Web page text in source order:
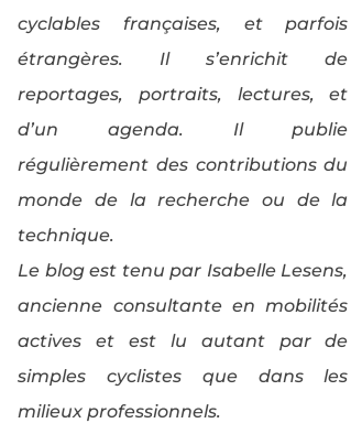
cyclables françaises, et parfois
étrangères. Il s’enrichit de
reportages, portraits, lectures, et
d’un agenda. Il publie
régulièrement des contributions du
monde de la recherche ou de la
technique.
Le blog est tenu par Isabelle Lesens,
ancienne consultante en mobilités
actives et est lu autant par de
simples cyclistes que dans les
milieux professionnels.